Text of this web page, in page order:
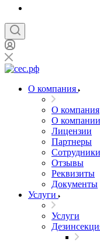
О компания
О компания
О компании
Лицензии
Партнеры
Сотрудники
Отзывы
Реквизиты
Документы
Услуги
Услуги